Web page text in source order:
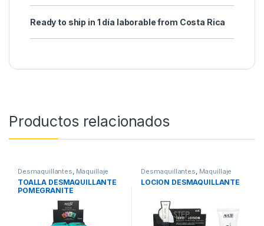
Ready to ship in 1 día laborable from Costa Rica
Productos relacionados
Desmaquillantes, Maquillaje
TOALLA DESMAQUILLANTE
POMEGRANITE
Desmaquillantes, Maquillaje
LOCION DESMAQUILLANTE